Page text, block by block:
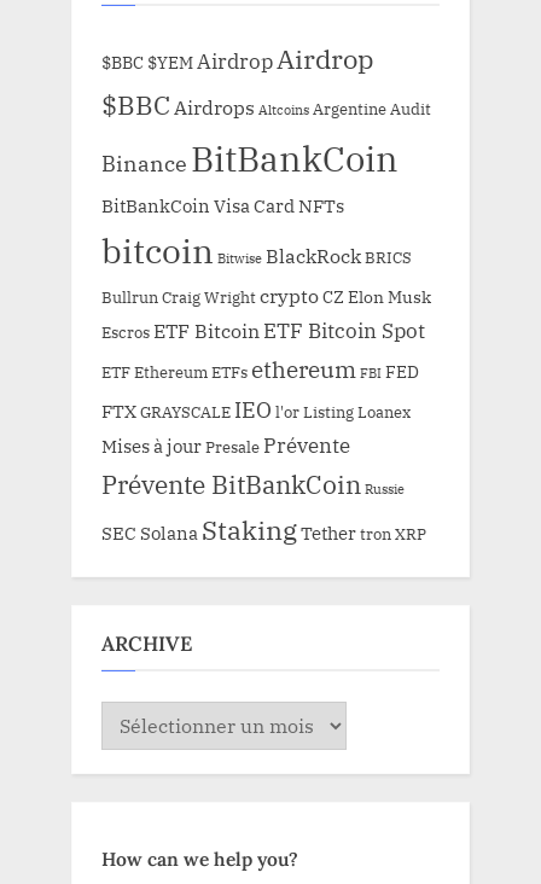
$BBC $YEMAirdropAirdrop
$BBCAirdrops Altcoins Argentine Audit
Binance BitBankCoin
BitBankCoin Visa Card NFTs
bitcoin Bitwise BlackRockBRICS
Bullrun Craig WrightcryptoCZ Elon Musk
EscrosETF Bitcoin ETF Bitcoin Spot
ETF Ethereum ETFs ethereum FBI FED
FTXGRAYSCALE IEO l'orListingLoanex
Mises à jourPresale Prévente
Prévente BitBankCoin Russie
SEC Solana StakingTethertron XRP
ARCHIVE
ARCHIVE
How can we help you?